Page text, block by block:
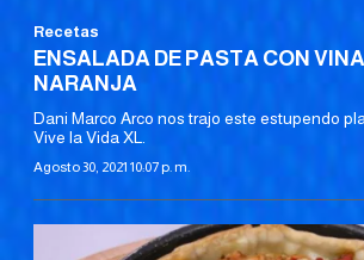
Recetas
ENSALADA DE PASTA CON
NARANJA
Dani Marco Arco nos trajo este estupendo
Vive la Vida XL.
Agosto 30, 2021 10:07 p. m.